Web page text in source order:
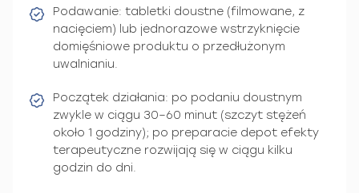
Podawanie: tabletki doustne (filmowane, z
nacięciem) lub jednorazowe wstrzyknięcie
domięśniowe produktu o przedłużonym
uwalnianiu.
Początek działania: po podaniu doustnym
zwykle w ciągu 30–60 minut (szczyt stężeń
około 1 godziny); po preparacie depot efekty
terapeutyczne rozwijają się w ciągu kilku
godzin do dni.